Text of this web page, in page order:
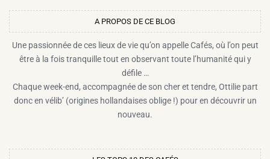
A PROPOS DE CE BLOG​
Une passionnée de ces lieux de vie qu’on appelle Cafés, où l’on peut
être à la fois tranquille tout en observant toute l’humanité qui y
défile …
Chaque week-end, accompagnée de son cher et tendre, Ottilie part
donc en vélib’ (origines hollandaises oblige !) pour en découvrir un
nouveau.